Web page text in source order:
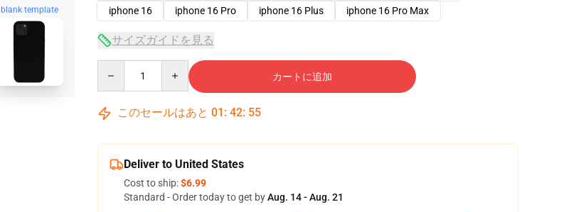
blank template
iphone 16
iphone 16 Pro iphone 16 Plus iphone 16 Pro Max
サイズガイドを見る
カートに追加
このセールはあと 01 : 42: 54
Deliver to United States
Cost to ship:$6.99
Standard - Order today to get byAug. 14 - Aug. 21